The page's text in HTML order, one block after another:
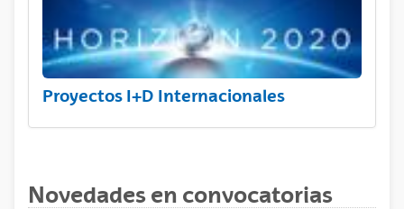
Proyectos I+D Internacionales
Novedades en convocatorias